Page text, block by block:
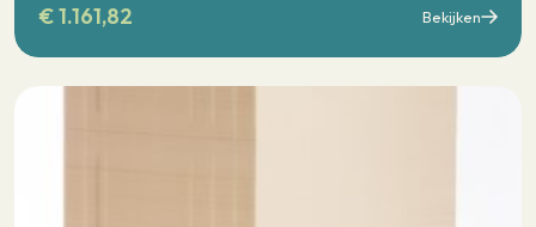
€1.161,82 Bekijken